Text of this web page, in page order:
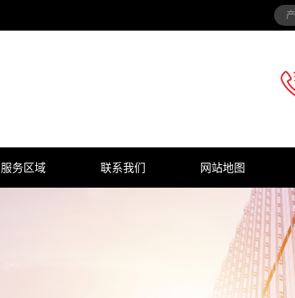
服务区域 联系我们 网站地图